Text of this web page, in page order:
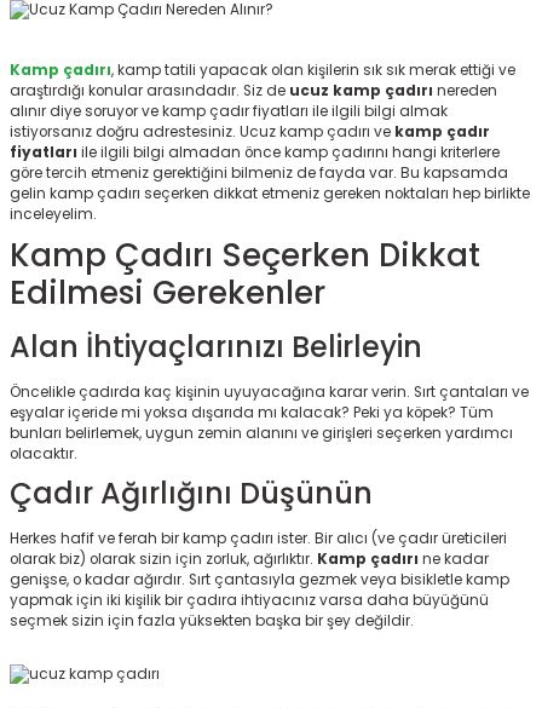
Mermisi
Kamp çadırı, kamp tatili yapacak olan kişilerin sık sık merak ettiği ve
araştırdığı konular arasındadır. Siz de ucuz kamp çadırı nereden
alınır diye soruyor ve kamp çadır fiyatları ile ilgili bilgi almak
istiyorsanız doğru adrestesiniz. Ucuz kamp çadırı ve kamp çadır
fiyatları ile ilgili bilgi almadan önce kamp çadırını hangi kriterlere
göre tercih etmeniz gerektiğini bilmeniz de fayda var. Bu kapsamda
gelin kamp çadırı seçerken dikkat etmeniz gereken noktaları hep birlikte
inceleyelim.
Kamp Çadırı Seçerken Dikkat
Edilmesi Gerekenler
Alan İhtiyaçlarınızı Belirleyin
Öncelikle çadırda kaç kişinin uyuyacağına karar verin. Sırt çantaları ve
eşyalar içeride mi yoksa dışarıda mı kalacak? Peki ya köpek? Tüm
bunları belirlemek, uygun zemin alanını ve girişleri seçerken yardımcı
olacaktır.
Çadır Ağırlığını Düşünün
Herkes hafif ve ferah bir kamp çadırı ister. Bir alıcı (ve çadır üreticileri
olarak biz) olarak sizin için zorluk, ağırlıktır. Kamp çadırı ne kadar
genişse, o kadar ağırdır. Sırt çantasıyla gezmek veya bisikletle kamp
yapmak için iki kişilik bir çadıra ihtiyacınız varsa daha büyüğünü
seçmek sizin için fazla yüksekten başka bir şey değildir.